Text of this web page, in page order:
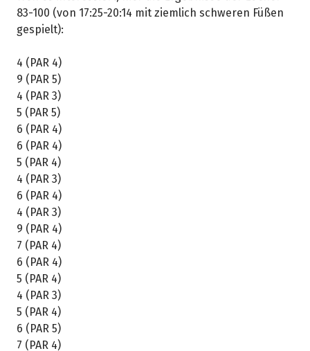
83-100 (von 17:25-20:14 mit ziemlich schweren Füßen
gespielt):
4 (PAR 4)
9 (PAR 5)
4 (PAR 3)
5 (PAR 5)
6 (PAR 4)
6 (PAR 4)
5 (PAR 4)
4 (PAR 3)
6 (PAR 4)
4 (PAR 3)
9 (PAR 4)
7 (PAR 4)
6 (PAR 4)
5 (PAR 4)
4 (PAR 3)
5 (PAR 4)
6 (PAR 5)
7 (PAR 4)